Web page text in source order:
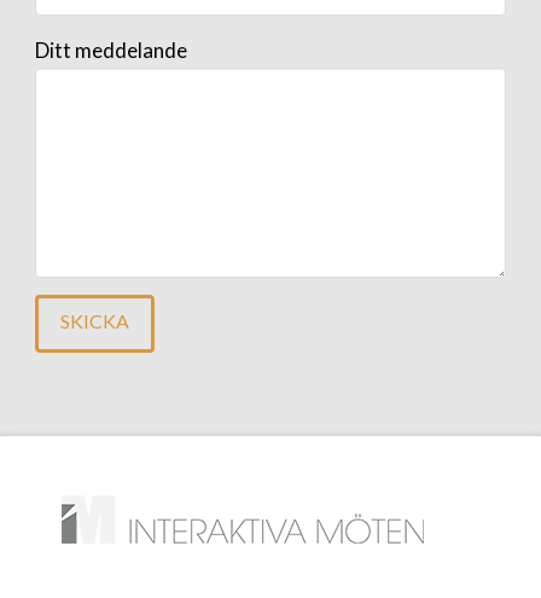
Ditt meddelande